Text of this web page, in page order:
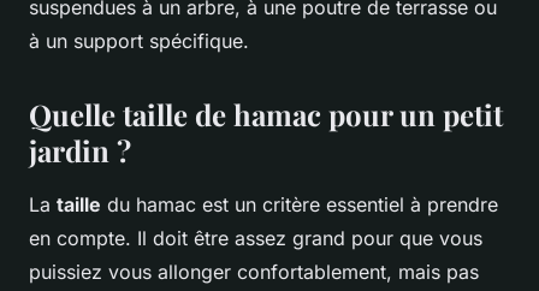
suspendues à un arbre, à une poutre de terrasse ou
à un support spécifique.
Quelle taille de hamac pour un petit
jardin ?
La taille du hamac est un critère essentiel à prendre
en compte. Il doit être assez grand pour que vous
puissiez vous allonger confortablement, mais pas